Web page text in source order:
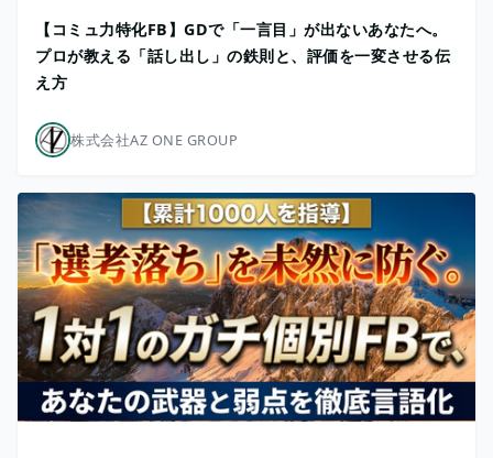
【コミュ力特化FB】GDで「一言目」が出ないあなたへ。
プロが教える「話し出し」の鉄則と、評価を一変させる伝
え方
株式会社AZ ONE GROUP